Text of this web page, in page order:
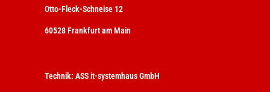
Otto-Fleck-Schneise 12
60528 Frankfurt am Main
Technik: ASS it-systemhaus GmbH